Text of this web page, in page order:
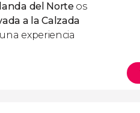
del Norte os
a la Calzada
experiencia